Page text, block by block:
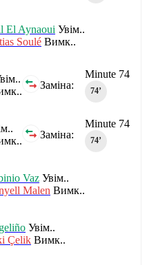
El Aynaoui Увім..
Soulé Вимк..
Minute 74
74‎’‎
Заміна:
Minute 74
74‎’‎
Заміна:
Vaz Увім..
Malen Вимк..
Увім..
Çelik Вимк..